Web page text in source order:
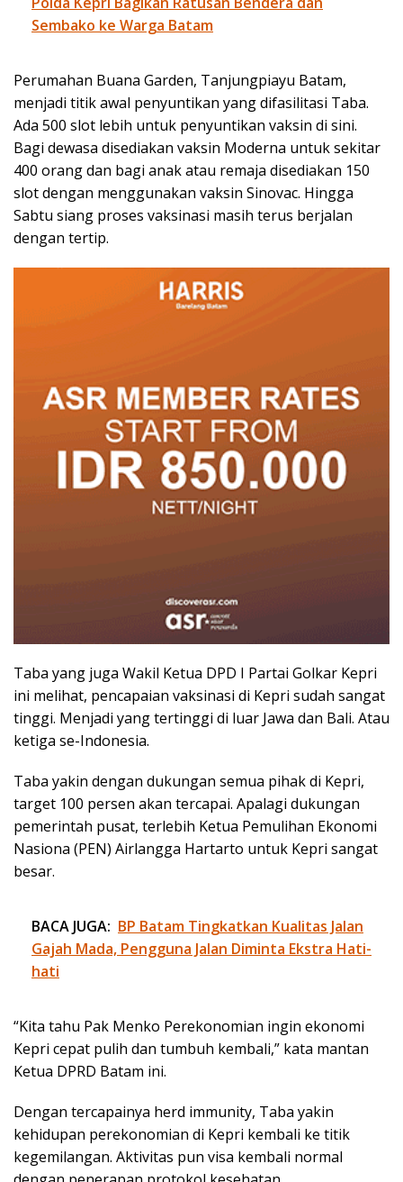
Sembako ke Warga Batam
Perumahan Buana Garden, Tanjungpiayu Batam,
menjadi titik awal penyuntikan yang difasilitasi Taba.
Ada 500 slot lebih untuk penyuntikan vaksin di sini.
Bagi dewasa disediakan vaksin Moderna untuk sekitar
400 orang dan bagi anak atau remaja disediakan 150
slot dengan menggunakan vaksin Sinovac. Hingga
Sabtu siang proses vaksinasi masih terus berjalan
dengan tertip.
Taba yang juga Wakil Ketua DPD I Partai Golkar Kepri
ini melihat, pencapaian vaksinasi di Kepri sudah sangat
tinggi. Menjadi yang tertinggi di luar Jawa dan Bali. Atau
ketiga se-Indonesia.
Taba yakin dengan dukungan semua pihak di Kepri,
target 100 persen akan tercapai. Apalagi dukungan
pemerintah pusat, terlebih Ketua Pemulihan Ekonomi
Nasiona (PEN) Airlangga Hartarto untuk Kepri sangat
besar.
BACA JUGA: BP Batam Tingkatkan Kualitas Jalan
Gajah Mada, Pengguna Jalan Diminta Ekstra Hati-
hati
“Kita tahu Pak Menko Perekonomian ingin ekonomi
Kepri cepat pulih dan tumbuh kembali,” kata mantan
Ketua DPRD Batam ini.
Dengan tercapainya herd immunity, Taba yakin
kehidupan perekonomian di Kepri kembali ke titik
kegemilangan. Aktivitas pun visa kembali normal